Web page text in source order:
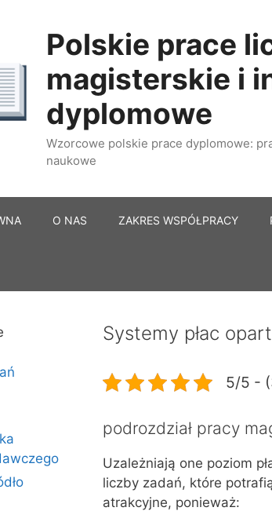
Polskie prace
magisterskie i
dyplomowe
Wzorcowe polskie prace dyplomowe:
naukowe
O NAS ZAKRES WSPÓŁPRACY
Systemy płac
5/5 -
podrozdział pracy
Uzależniają one poziom
liczby zadań, które
atrakcyjne, ponieważ: